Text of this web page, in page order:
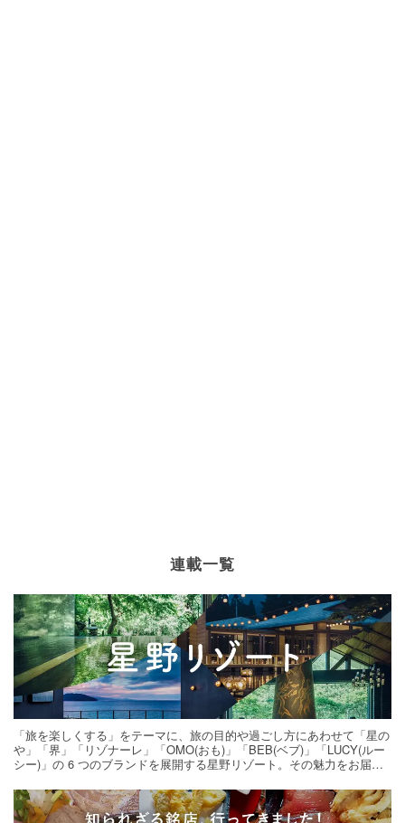
連載一覧
「旅を楽しくする」をテーマに、旅の目的や過ごし方にあわせて「星の
や」「界」「リゾナーレ」「OMO(おも)」「BEB(ベブ)」「LUCY(ルー
シー)」の 6 つのブランドを展開する星野リゾート。その魅力をお届け